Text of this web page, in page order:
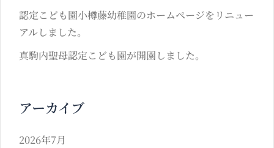
認定こども園小樽藤幼稚園のホームページをリニュー
アルしました。
真駒内聖母認定こども園が開園しました。
アーカイブ
2026年7月